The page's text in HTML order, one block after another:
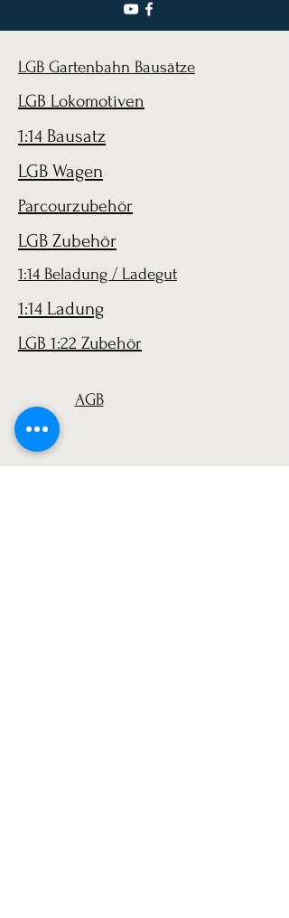
LGB Gartenbahn Bausätze
LGB Lokomotiven
1:14 Bausatz
LGB Wagen
Parcourzubehör
LGB Zubehör
1:14 Beladung / Ladegut
1:14 Ladung
LGB 1:22 Zubehör
AGB